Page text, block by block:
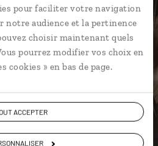
pour faciliter votre navigation
notre audience et la pertinence
choisir maintenant quels
pourrez modifier vos choix en
cookies » en bas de page.
ACCEPTER
de voyage
?
au Canada Canoë kayak
Lac Saint Jean